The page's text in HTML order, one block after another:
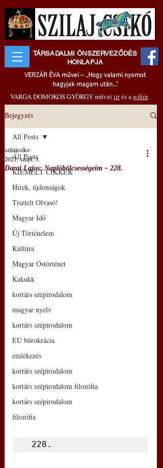
TÁRSADALMI ÖNSZERVEZŐDÉS
HONLAPJA
VERZÁR ÉVA művei – „Hogy valami nyomot
hagyjak magam után..."
VARGA DOMOKOS GYÖRGY művei ittés awikin
Bejegyzés
All Posts
KIEMELT CIKKEK
Hírek, újdonságok
Tisztelt Olvasó!
Magyar Idő
Új Történelem
Kultúra
Magyar Őstörténet
Kakukk
kortárs szépirodalom
magyar nyelv
kortárs szépirodalom
EU bürokrácia
emlékezés
kortárs szépirodalom
kortárs szépirodalom filozófia
kortárs szépirodalom
filozófia
All Posts
Darai Lajos: Naplóbölcsességeim – 228.
szilajcsiko
2021. szept. 3.
228.